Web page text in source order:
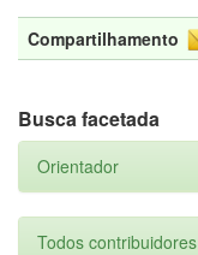
Compartilhamento
Busca facetada
Orientador
Todos contribuidores